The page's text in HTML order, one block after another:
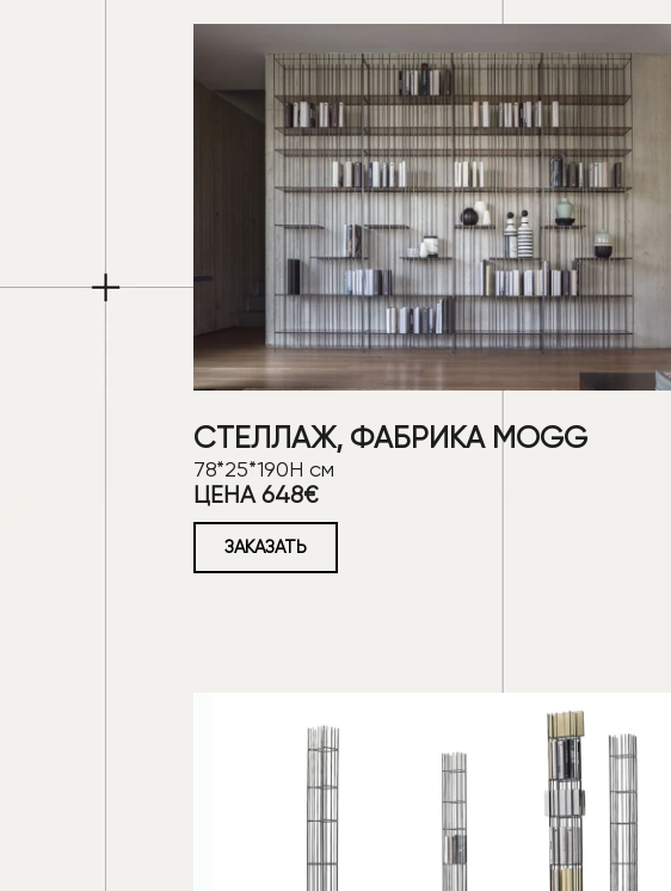
СТЕЛЛАЖ, ФАБРИКА MOGG
78*25*190Н см
ЦЕНА 648€
ЗАКАЗАТЬ